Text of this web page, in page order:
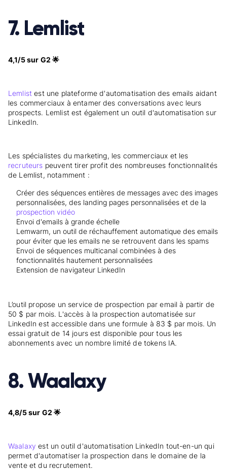
7. Lemlist
4,1/5 sur G2 🌟
Lemlist est une plateforme d'automatisation des emails aidant
les commerciaux à entamer des conversations avec leurs
prospects. Lemlist est également un outil d'automatisation sur
LinkedIn.
Les spécialistes du marketing, les commerciaux et les
recruteurs peuvent tirer profit des nombreuses fonctionnalités
de Lemlist, notamment :
Créer des séquences entières de messages avec des images
personnalisées, des landing pages personnalisées et de la
prospection vidéo
Envoi d'emails à grande échelle
Lemwarm, un outil de réchauffement automatique des emails
pour éviter que les emails ne se retrouvent dans les spams
Envoi de séquences multicanal combinées à des
fonctionnalités hautement personnalisées
Extension de navigateur LinkedIn
L’outil propose un service de prospection par email à partir de
50 $ par mois. L'accès à la prospection automatisée sur
LinkedIn est accessible dans une formule à 83 $ par mois. Un
essai gratuit de 14 jours est disponible pour tous les
abonnements avec un nombre limité de tokens IA.
8. Waalaxy
4,8/5 sur G2 🌟
Waalaxy est un outil d'automatisation LinkedIn tout-en-un qui
permet d'automatiser la prospection dans le domaine de la
vente et du recrutement.